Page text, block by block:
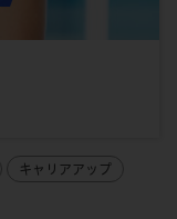
キャリアアップ